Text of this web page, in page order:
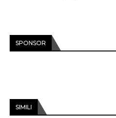
SPONSOR
SIMILI